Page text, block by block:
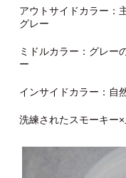
アウトサイドカラー：
グレー
ミドルカラー：グレー
ー
インサイドカラー：自
洗練されたスモーキー